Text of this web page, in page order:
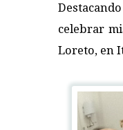
celebrar
Loreto, en